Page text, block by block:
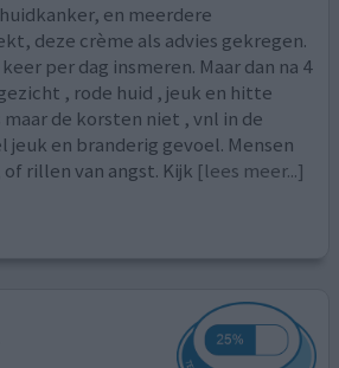
en meerdere
deze crème als advies gekregen.
per dag insmeren. Maar dan na 4
, rode huid , jeuk en hitte
de korsten niet , vnl in de
jeuk en branderig gevoel. Mensen
rillen van angst. Kijk [lees meer...]